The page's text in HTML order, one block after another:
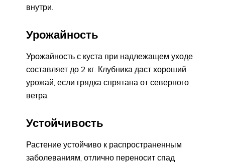
внутри.
Урожайность
Урожайность с куста при надлежащем уходе
составляет до 2 кг. Клубника даст хороший
урожай, если грядка спрятана от северного
ветра.
Устойчивость
Растение устойчиво к распространенным
заболеваниям, отлично переносит спад